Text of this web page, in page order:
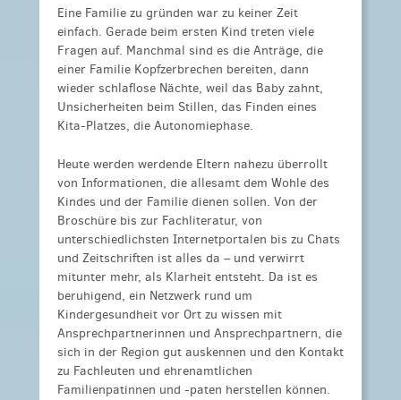
Eine Familie zu gründen war zu keiner Zeit
einfach. Gerade beim ersten Kind treten viele
Fragen auf. Manchmal sind es die Anträge, die
einer Familie Kopfzerbrechen bereiten, dann
wieder schlaflose Nächte, weil das Baby zahnt,
Unsicherheiten beim Stillen, das Finden eines
Kita-Platzes, die Autonomiephase.
Heute werden werdende Eltern nahezu überrollt
von Informationen, die allesamt dem Wohle des
Kindes und der Familie dienen sollen. Von der
Broschüre bis zur Fachliteratur, von
unterschiedlichsten Internetportalen bis zu Chats
und Zeitschriften ist alles da – und verwirrt
mitunter mehr, als Klarheit entsteht. Da ist es
beruhigend, ein Netzwerk rund um
Kindergesundheit vor Ort zu wissen mit
Ansprechpartnerinnen und Ansprechpartnern, die
sich in der Region gut auskennen und den Kontakt
zu Fachleuten und ehrenamtlichen
Familienpatinnen und -paten herstellen können.